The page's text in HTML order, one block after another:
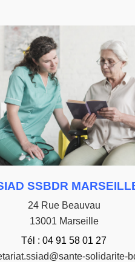
SSBDR
24 Rue Beauvau
13001 Marseille
Tél : 04 91 58 01 27
solidarite-